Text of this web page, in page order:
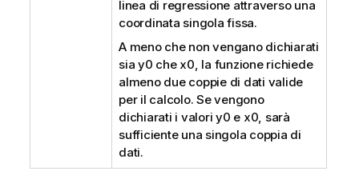
linea di regressione attraverso una
coordinata singola fissa.
A meno che non vengano dichiarati
sia y0 che x0, la funzione richiede
almeno due coppie di dati valide
per il calcolo. Se vengono
dichiarati i valori y0 e x0, sarà
sufficiente una singola coppia di
dati.